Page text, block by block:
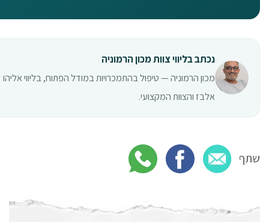
נכתב בליווי צוות מכון הרמוניה
מכון הרמוניה — טיפול בהתמכרויות במודל הפתוח, בליווי אליהו
אלבז והצוות המקצועי.
שתף